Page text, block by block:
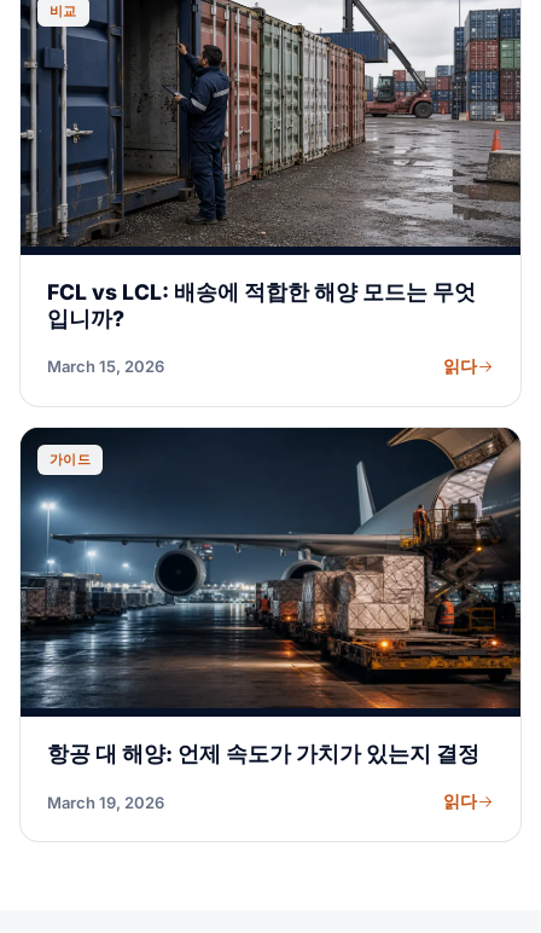
비교
FCL vs LCL: 배송에 적합한 해양 모드는 무엇
입니까?
March 15, 2026 읽다
가이드
항공 대 해양: 언제 속도가 가치가 있는지 결정
March 19, 2026 읽다